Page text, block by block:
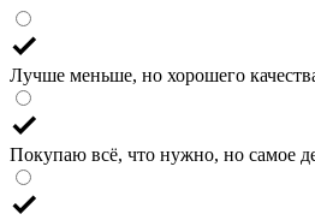
Лучше меньше, но хорошего
Покупаю всё, что нужно, но самое